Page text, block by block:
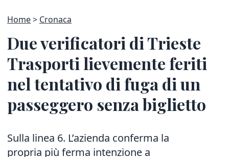
Home Cronaca
Due verificatori di Trieste
Trasporti lievemente feriti
nel tentativo di fuga di un
passeggero senza biglietto
Sulla linea 6. L’azienda conferma la
propria più ferma intenzione a